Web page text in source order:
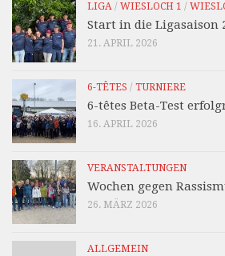
LIGA / WIESLOCH 1 /
Start in die Ligasaison
21. APRIL 2026
6-TÊTES / TURNIERE
6-têtes Beta-Test
16. APRIL 2026
VERANSTALTUNGEN
Wochen gegen
26. MÄRZ 2026
ALLGEMEIN